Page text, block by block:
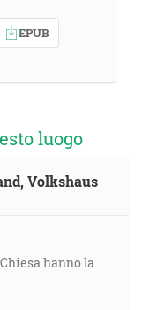
EPUB
luogo
Volkshaus
Chiesa hanno la